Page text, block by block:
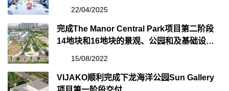
22/04/2025
完成The Manor Central Park项目第二阶段
14地块和16地块的景观、公园和及基础设施
15/08/2022
VIJAKO顺利完成下龙海洋公园Sun Gallery